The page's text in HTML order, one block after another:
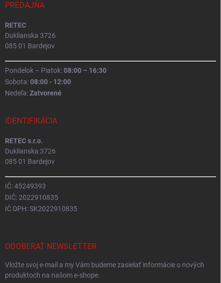
PREDAJŇA
RETEC
Duklianska 3726
085 01 Bardejov
Pondelok – Piatok:08:00 – 16:30
Sobota:08:00 - 12:00
Nedeľa:Zatvorené
IDENTIFIKÁCIA
RETEC s.r.o.
Duklianska 3726
085 01 Bardejov
IČ: 45249393
DIČ: 2022910835
IČ DPH: SK2022910835
ODOBERAŤ NEWSLETTER
Vložte svoj e-mail a my Vám budeme zasielať informácie o nových
produktoch na našom e-shope.